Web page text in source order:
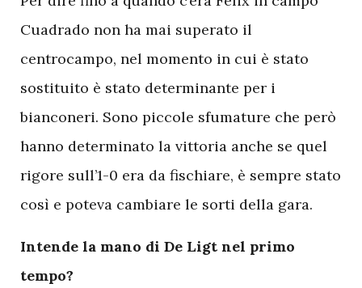
Cuadrado non ha mai superato il
centrocampo, nel momento in cui è stato
sostituito è stato determinante per i
bianconeri. Sono piccole sfumature che però
hanno determinato la vittoria anche se quel
rigore sull’1-0 era da fischiare, è sempre stato
così e poteva cambiare le sorti della gara.
Intende la mano di De Ligt nel primo
tempo?